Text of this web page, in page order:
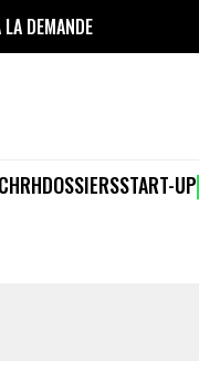
LA DEMANDE
RHDOSSIERSSTART-UP